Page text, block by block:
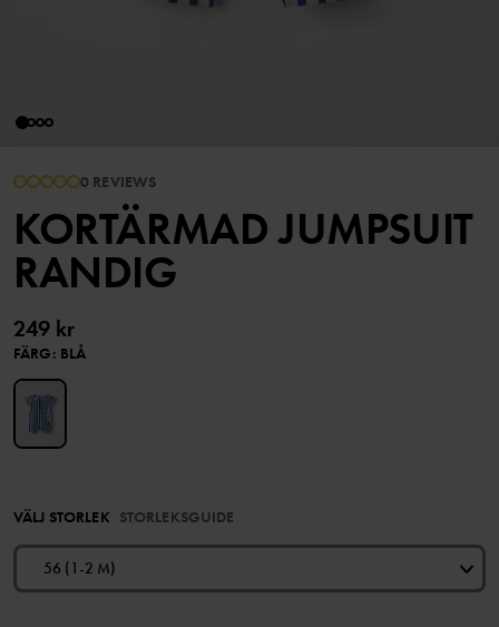
0 REVIEWS
KORTÄRMAD JUMPSUIT
RANDIG
249 kr
FÄRG: BLÅ
VÄLJ STORLEK STORLEKSGUIDE
56 (1-2 M)